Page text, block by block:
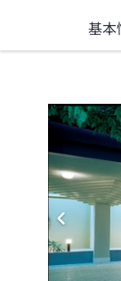
基本